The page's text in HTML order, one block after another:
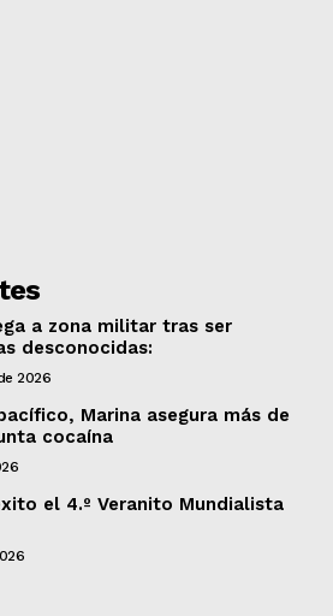
a zona militar tras ser
desconocidas:
2026
Marina asegura más de
cocaína
el 4.º Veranito Mundialista